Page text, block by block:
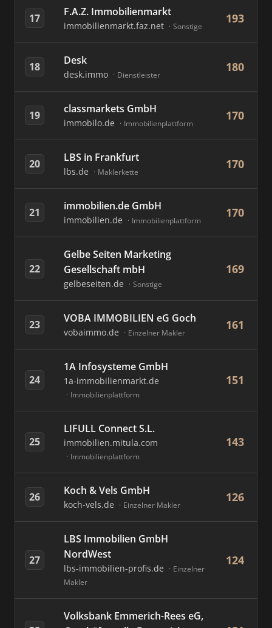
17 F.A.Z. Immobilienmarkt
immobilienmarkt.faz.net Sonstige
193
18 Desk
desk.immo Dienstleister
180
19 classmarkets GmbH
immobilo.de Immobilienplattform
170
20 LBS in Frankfurt
lbs.de Maklerkette
170
21 immobilien.de GmbH
immobilien.de Immobilienplattform
170
22
Gelbe Seiten Marketing
Gesellschaft mbH
gelbeseiten.de Sonstige
169
23 VOBA IMMOBILIEN eG Goch
vobaimmo.de Einzelner Makler
161
24
1A Infosysteme GmbH
1a-immobilienmarkt.de
Immobilienplattform
151
25
LIFULL Connect S.L.
immobilien.mitula.com
Immobilienplattform
143
26 Koch & Vels GmbH
koch-vels.de Einzelner Makler
126
27
LBS Immobilien GmbH
NordWest
lbs-immobilien-profis.de
Einzelner
Makler
124
Volksbank Emmerich-Rees eG,